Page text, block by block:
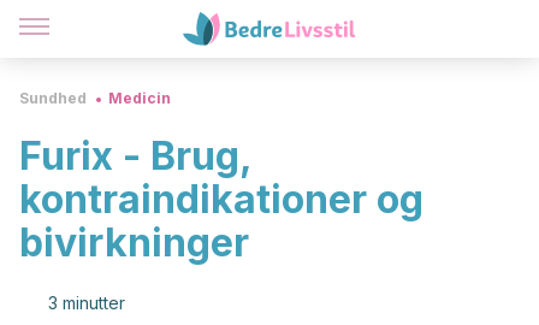
Sundhed Medicin
Furix - Brug,
kontraindikationer og
bivirkninger
3 minutter